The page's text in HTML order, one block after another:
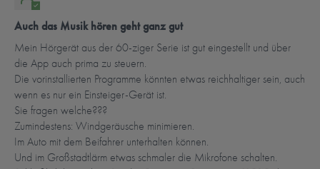
Auch das Musik hören geht ganz gut
Mein Hörgerät aus der 60-ziger Serie ist gut eingestellt und über
die App auch prima zu steuern.
Die vorinstallierten Programme könnten etwas reichhaltiger sein, auch
wenn es nur ein Einsteiger-Gerät ist.
Sie fragen welche???
Zumindestens: Windgeräusche minimieren.
Im Auto mit dem Beifahrer unterhalten können.
Und im Großstadtlärm etwas schmaler die Mikrofone schalten.